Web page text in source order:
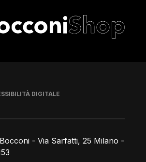
- Via Sarfatti, 25 Milano -
DIGITALE